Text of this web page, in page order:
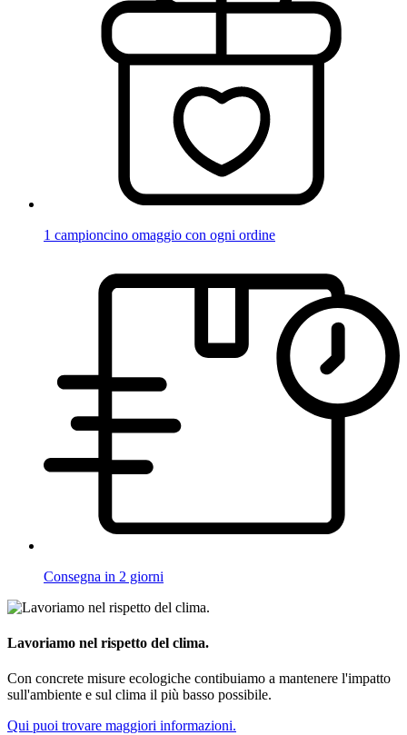
1 campioncino omaggio con ogni ordine
Consegna in 2 giorni
Lavoriamo nel rispetto del clima.
Con concrete misure ecologiche contibuiamo a mantenere l'impatto
sull'ambiente e sul clima il più basso possibile.
Qui puoi trovare maggiori informazioni.